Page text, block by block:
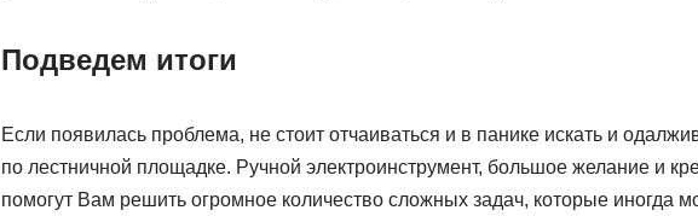
Подведем итоги
Если появилась проблема, не стоит отчаиваться и в панике искать и
по лестничной площадке. Ручной электроинструмент, большое желание и
помогут Вам решить огромное количество сложных задач, которые иногда